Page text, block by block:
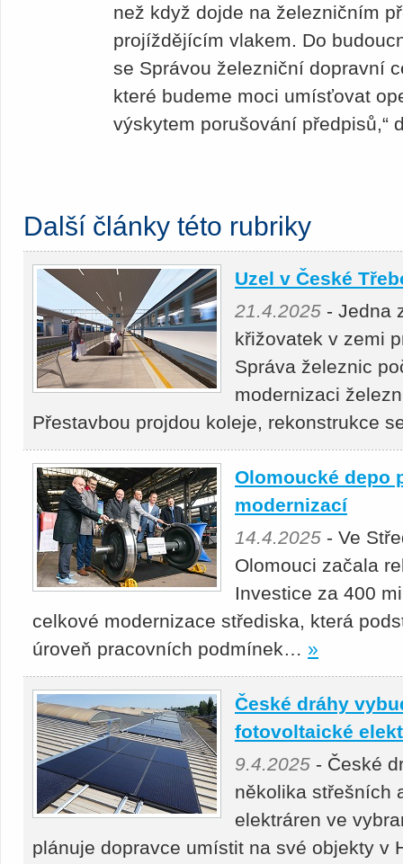
než když dojde na železničním
projíždějícím vlakem. Do
se Správou železniční dopravní
které budeme moci umísťovat
výskytem porušování předpisů,“
Další články této rubriky
Uzel v České
21.4.2025 - Jedna
křižovatek v zemi
Správa železnic
modernizaci
Přestavbou projdou koleje, rekonstrukce
Olomoucké depo
modernizací
14.4.2025 - Ve
Olomouci začala
Investice za 400
celkové modernizace střediska, která
úroveň pracovních podmínek… »
České dráhy
fotovoltaické
9.4.2025 - České
několika střešních
elektráren ve
plánuje dopravce umístit na své objekty v